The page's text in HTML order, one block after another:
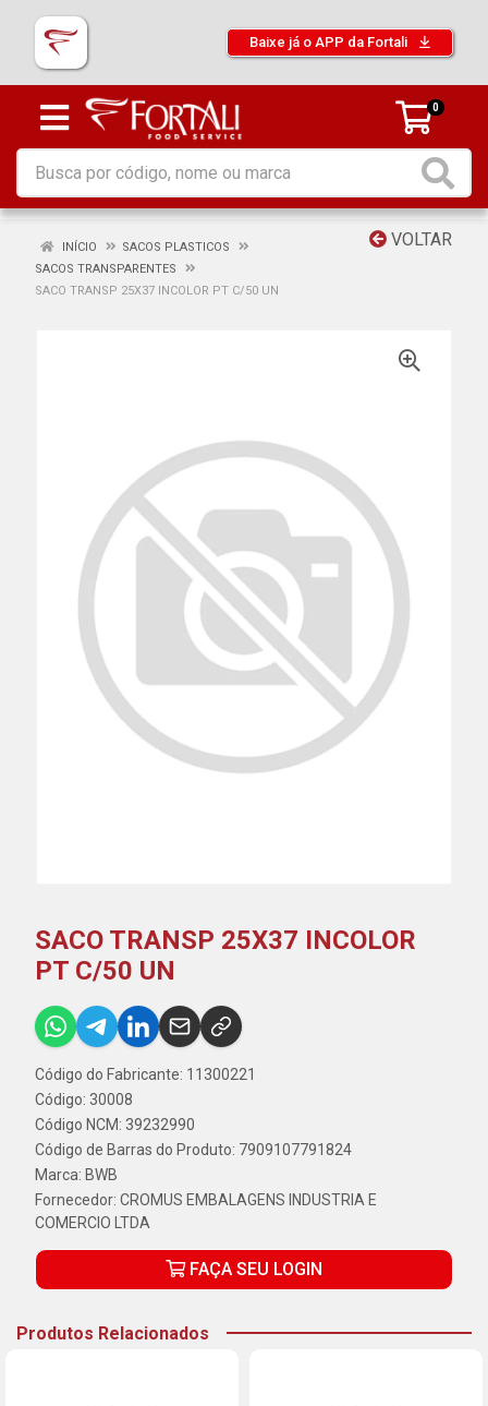
Baixe já o APP da Fortali
0
VOLTAR
INÍCIO
SACOS PLASTICOS
SACOS TRANSPARENTES
SACO TRANSP 25X37 INCOLOR PT C/50 UN
SACO TRANSP 25X37 INCOLOR
PT C/50 UN
Código do Fabricante: 11300221
Código: 30008
Código NCM: 39232990
Código de Barras do Produto: 7909107791824
Marca: BWB
Fornecedor: CROMUS EMBALAGENS INDUSTRIA E
COMERCIO LTDA
FAÇA SEU LOGIN
Produtos Relacionados